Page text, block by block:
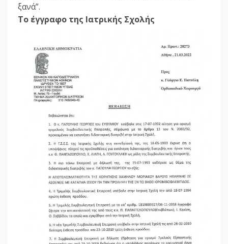
ξανά”.
Το έγγραφο της Ιατρικής Σχολής